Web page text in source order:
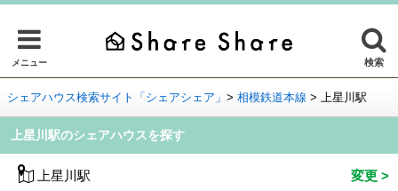
メニュー 検索
シェアハウス検索サイト「シェアシェア」 > 相模鉄道本線 > 上星川駅
上星川駅のシェアハウスを探す
上星川駅